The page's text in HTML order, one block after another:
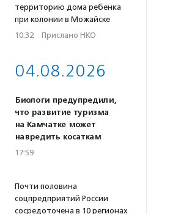
территорию дома ребенка
при колонии в Можайске
10:32 · Прислано НКО
04.08.2026
Биологи предупредили,
что развитие туризма
на Камчатке может
навредить косаткам
17:59
Почти половина
соцпредприятий России
сосредоточена в 10 регионах